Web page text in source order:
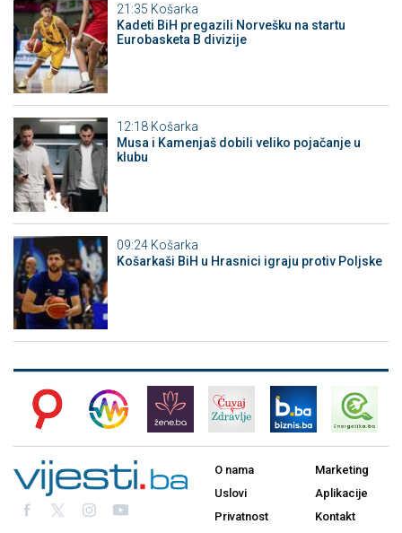
21:35 Košarka
Kadeti BiH pregazili Norvešku na startu
Eurobasketa B divizije
12:18 Košarka
Musa i Kamenjaš dobili veliko pojačanje u
klubu
09:24 Košarka
Košarkaši BiH u Hrasnici igraju protiv Poljske
O nama
Uslovi
Privatnost
Marketing
Aplikacije
Kontakt